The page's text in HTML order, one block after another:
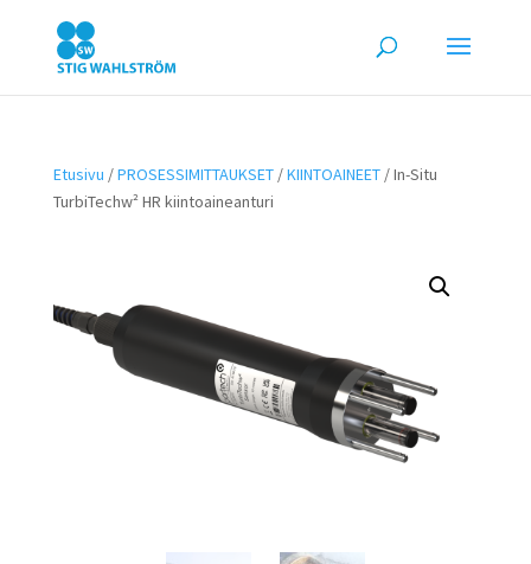
Etusivu /PROSESSIMITTAUKSET/KIINTOAINEET/ In-Situ
TurbiTechw² HR kiintoaineanturi